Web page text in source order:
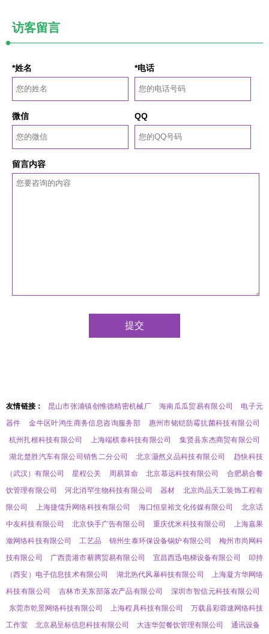
访客留言
*姓名 *电话
微信 QQ
留言内容
友情链接： 昆山市张浦镇创惟德精密机械厂 海南瓜瓜贸易有限公司
电子元
器件
金牛区叶鸿生商务信息咨询服务部
惠州市铭铠防霉抗菌科技有限公司
杭州扎根科技有限公司
上海端棋泰科技有限公司
集贤县东杰商贸有限公司
湖北楚胜汽车有限公司销售二分公司
北京灏然义品科技有限公司
趋快科技
（武汉）有限公司
星程公关 周易算命 北京慕远科技有限公司
合肥易合餐
饮管理有限公司
河北消罕生物科技有限公司 器材
北京尚品天工装饰工程有
限公司
上海捷儒升网络科技有限公司 海口恒皇裕文化传媒有限公司
北京话
中友科技有限公司
北京快手广告有限公司 重庆优米科技有限公司
上海嘉果
潋网络科技有限公司
工艺品 锦州生泰环保设备锅炉有限公司
梅州市尚网科
技有限公司
广西贵港市蕲腾贸易有限公司 宜昌西迅电梯设备有限公司
叩持
（西安）电子信息技术有限公司
湖北热代风暴科技有限公司
上海凝方华网络
科技有限公司
吉林市关东部落农产品有限公司
深圳市智信元科技有限公司
东莞市乾景网络科技有限公司
上海程具科技有限公司
万载县彩蓉速网络科技
工作室
北京易呈标信息科技有限公司 大连华贺餐饮管理有限公司 通讯设备